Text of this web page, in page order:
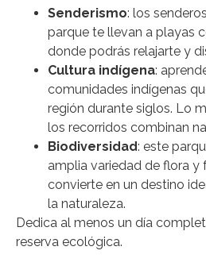
Senderismo: los
parque te llevan a playas
donde podrás relajarte y
Cultura indígena:
comunidades indígenas
región durante siglos. Lo
los recorridos combinan
Biodiversidad: este
amplia variedad de flora y
convierte en un destino
la naturaleza.
Dedica al menos un día
reserva ecológica.